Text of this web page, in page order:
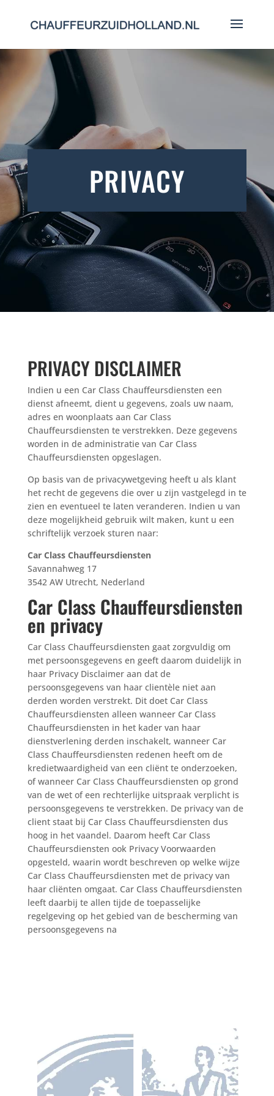
PRIVACY
PRIVACY DISCLAIMER
Indien u een Car Class Chauffeursdiensten een
dienst afneemt, dient u gegevens, zoals uw naam,
adres en woonplaats aan Car Class
Chauffeursdiensten te verstrekken. Deze gegevens
worden in de administratie van Car Class
Chauffeursdiensten opgeslagen.
Op basis van de privacywetgeving heeft u als klant
het recht de gegevens die over u zijn vastgelegd in te
zien en eventueel te laten veranderen. Indien u van
deze mogelijkheid gebruik wilt maken, kunt u een
schriftelijk verzoek sturen naar:
Car Class Chauffeursdiensten
Savannahweg 17
3542 AW Utrecht, Nederland
Car Class Chauffeursdiensten
en privacy
Car Class Chauffeursdiensten gaat zorgvuldig om
met persoonsgegevens en geeft daarom duidelijk in
haar Privacy Disclaimer aan dat de
persoonsgegevens van haar clientèle niet aan
derden worden verstrekt. Dit doet Car Class
Chauffeursdiensten alleen wanneer Car Class
Chauffeursdiensten in het kader van haar
dienstverlening derden inschakelt, wanneer Car
Class Chauffeursdiensten redenen heeft om de
kredietwaardigheid van een cliënt te onderzoeken,
of wanneer Car Class Chauffeursdiensten op grond
van de wet of een rechterlijke uitspraak verplicht is
persoonsgegevens te verstrekken. De privacy van de
client staat bij Car Class Chauffeursdiensten dus
hoog in het vaandel. Daarom heeft Car Class
Chauffeursdiensten ook Privacy Voorwaarden
opgesteld, waarin wordt beschreven op welke wijze
Car Class Chauffeursdiensten met de privacy van
haar cliënten omgaat. Car Class Chauffeursdiensten
leeft daarbij te allen tijde de toepasselijke
regelgeving op het gebied van de bescherming van
persoonsgegevens na